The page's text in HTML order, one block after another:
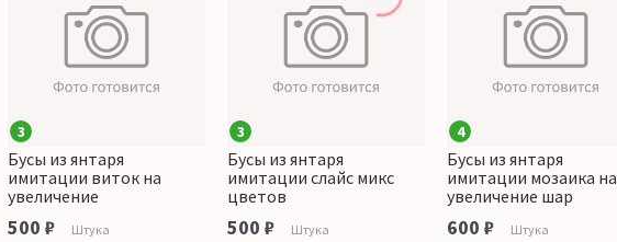
3
Бусы из янтаря
имитации виток на
увеличение
500 ₽ Штука
3
Бусы из янтаря
имитации слайс микс
цветов
500 ₽ Штука
4
Бусы из янтаря
имитации мозаика на
увеличение шар
600 ₽ Штука